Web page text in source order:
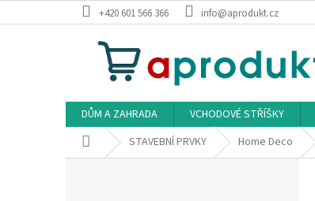
na
+420 601 566 366 info@aprodukt.cz
DŮM A ZAHRADA VCHODOVÉ STŘÍŠKY
Domů STAVEBNÍ PRVKY Home Deco